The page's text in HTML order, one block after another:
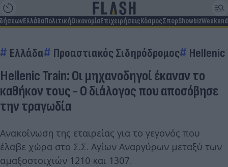
ΕλλάδαΠολιτικήΟικονομίαΕπιχειρήσειςΚόσμοςΣπορShowbizWeekend
Ελλάδα Προαστιακός Σιδηρόδρομος Hellenic
Hellenic Train: Οι μηχανοδηγοί έκαναν το
καθήκον τους - Ο διάλογος που αποσόβησε
την τραγωδία
Ανακοίνωση της εταιρείας για το γεγονός που
έλαβε χώρα στο Σ.Σ. Αγίων Αναργύρων μεταξύ των
αμαξοστοιχιών 1210 και 1307.